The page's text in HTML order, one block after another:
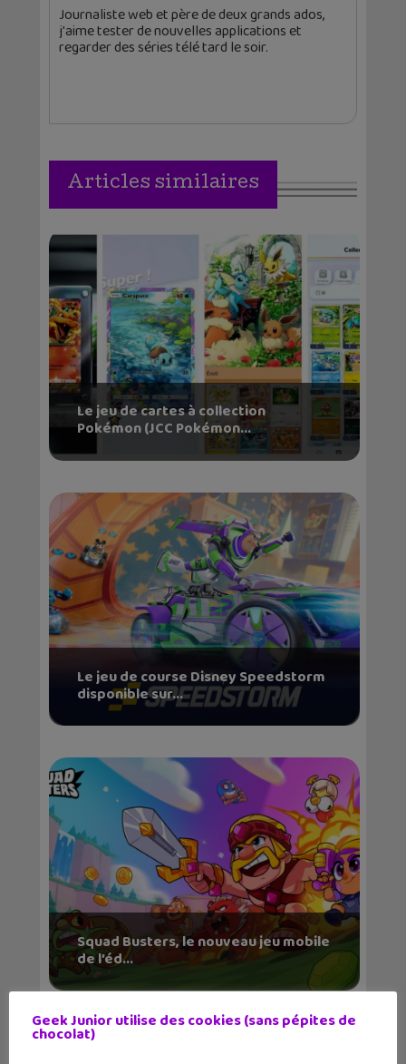
Journaliste web et père de deux grands ados,
j'aime tester de nouvelles applications et
regarder des séries télé tard le soir.
Articles similaires
Le jeu de cartes à collection
Pokémon (JCC Pokémon...
Le jeu de course Disney Speedstorm
disponible sur...
Squad Busters, le nouveau jeu mobile
de l’éd...
Geek Junior utilise des cookies (sans pépites de
chocolat)